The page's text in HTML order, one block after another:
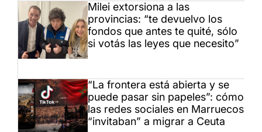
Milei extorsiona a las
provincias: “te devuelvo los
fondos que antes te quité, sólo
si votás las leyes que necesito”
“La frontera está abierta y se
puede pasar sin papeles”: cómo
las redes sociales en Marruecos
“invitaban” a migrar a Ceuta